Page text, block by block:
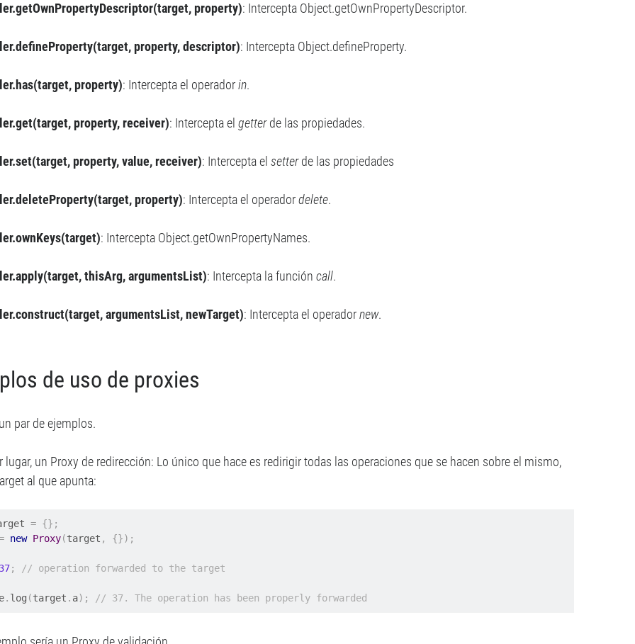
property): Intercepta Object.getOwnPropertyDescriptor.
property, descriptor): Intercepta Object.defineProperty.
property): Intercepta el operadorin.
property, receiver): Intercepta elgetterde las propiedades.
property, value, receiver): Intercepta elsetterde las propiedades
property): Intercepta el operadordelete.
: Intercepta Object.getOwnPropertyNames.
thisArg, argumentsList): Intercepta la funcióncall.
argumentsList, newTarget): Intercepta el operadornew.
de uso de proxies
par de ejemplos.
lugar, un Proxy de redirección: Lo único que hace es redirigir todas las operaciones que se hacen sobre el mismo,
al que apunta:
= {};
new Proxy(target , {});
37; // operation forwarded to the target
. log (target . a); // 37. The operation has been properly forwarded